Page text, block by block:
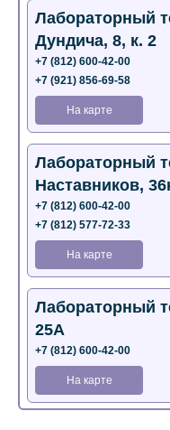
Лабораторный
Дундича, 8, к. 2
+7 (812) 600-42-00
+7 (921) 856-69-58
На карте
Лабораторный
Наставников,
+7 (812) 600-42-00
+7 (812) 577-72-33
На карте
Лабораторный
25А
+7 (812) 600-42-00
На карте